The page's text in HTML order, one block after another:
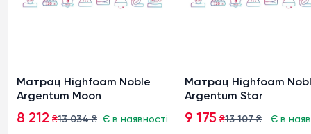
Матрац Highfoam Noble
Argentum Moon
8 212 ₴13 034₴ Є в наявності
Матрац Highfoam
Argentum Star
9 175 ₴13 107₴ Є в